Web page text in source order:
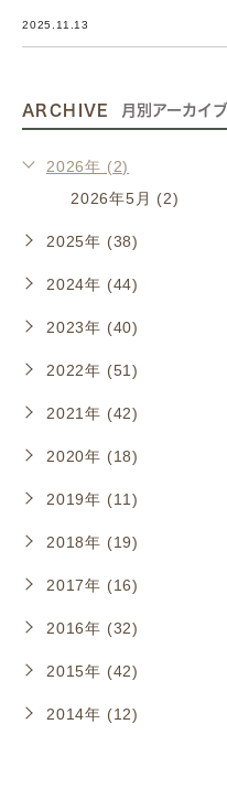
2025.11.13
ARCHIVE 月別アーカイブ
2026年 (2)
2026年5月 (2)
2025年 (38)
2024年 (44)
2023年 (40)
2022年 (51)
2021年 (42)
2020年 (18)
2019年 (11)
2018年 (19)
2017年 (16)
2016年 (32)
2015年 (42)
2014年 (12)